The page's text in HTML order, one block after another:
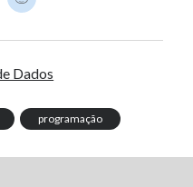
Dados
programação